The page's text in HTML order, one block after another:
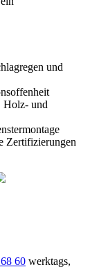
und
Holz- und
Zertifizierungen
60 werktags,